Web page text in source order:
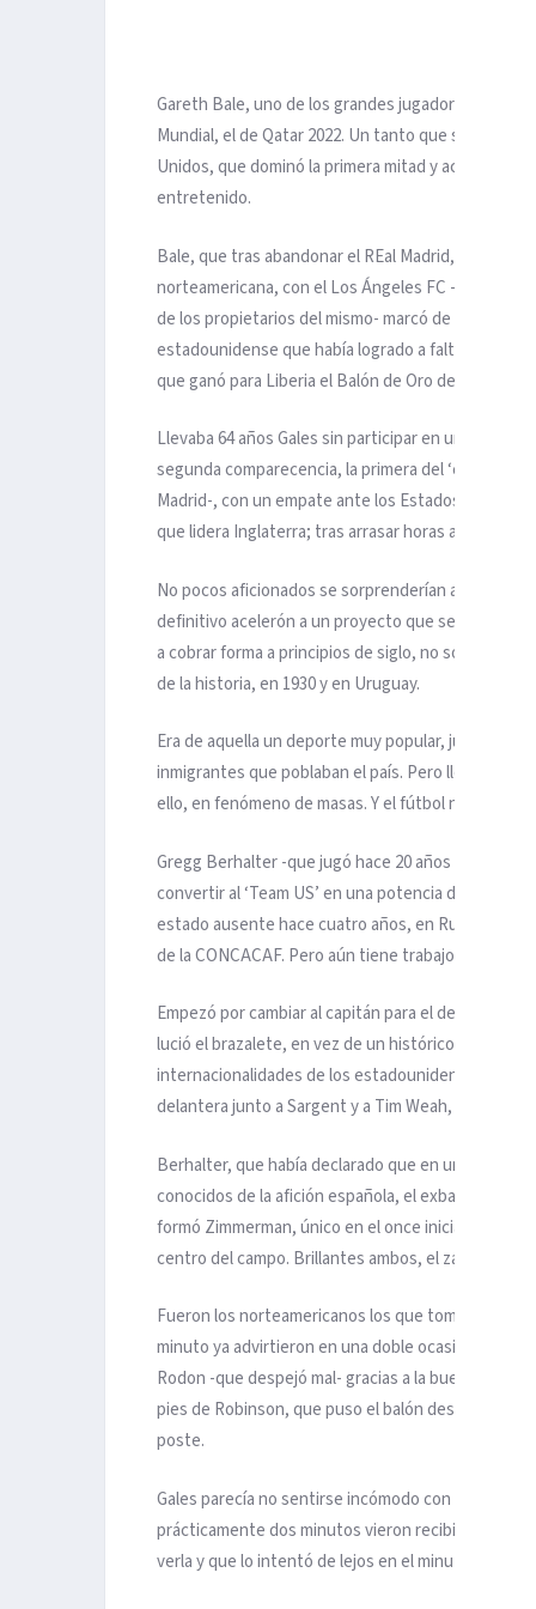
Gareth Bale, uno de los grandes jugadores de la
Mundial, el de Qatar 2022. Un tanto que sólo le
Unidos, que dominó la primera mitad y acabó
entretenido.
Bale, que tras abandonar el REal Madrid, acaba
norteamericana, con el Los Ángeles FC -para
de los propietarios del mismo- marcó de penalti
estadounidense que había logrado a falta de diez
que ganó para Liberia el Balón de Oro de 1985.
Llevaba 64 años Gales sin participar en un
segunda comparecencia, la primera del ‘expreso
Madrid-, con un empate ante los Estados Unidos.
que lidera Inglaterra; tras arrasar horas antes (6-2)
No pocos aficionados se sorprenderían al
definitivo acelerón a un proyecto que se ideó en
a cobrar forma a principios de siglo, no sólo jugó
de la historia, en 1930 y en Uruguay.
Era de aquella un deporte muy popular, jugado
inmigrantes que poblaban el país. Pero llegó la
ello, en fenómeno de masas. Y el fútbol no tardó
Gregg Berhalter -que jugó hace 20 años el
convertir al ‘Team US’ en una potencia del
estado ausente hace cuatro años, en Rusia; y de
de la CONCACAF. Pero aún tiene trabajo por
Empezó por cambiar al capitán para el debut en
lució el brazalete, en vez de un histórico como
internacionalidades de los estadounidenses y
delantera junto a Sargent y a Tim Weah, el hijo
Berhalter, que había declarado que en un buen
conocidos de la afición española, el
formó Zimmerman, único en el once inicial del US
centro del campo. Brillantes ambos, el zaguero
Fueron los norteamericanos los que tomaron la
minuto ya advirtieron en una doble ocasión: un
Rodon -que despejó mal- gracias a la buena
pies de Robinson, que puso el balón desde la
poste.
Gales parecía no sentirse incómodo con la
prácticamente dos minutos vieron recibieron
verla y que lo intentó de lejos en el minuto 28.